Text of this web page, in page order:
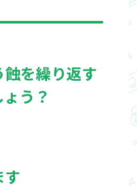
を繰り返す
う？